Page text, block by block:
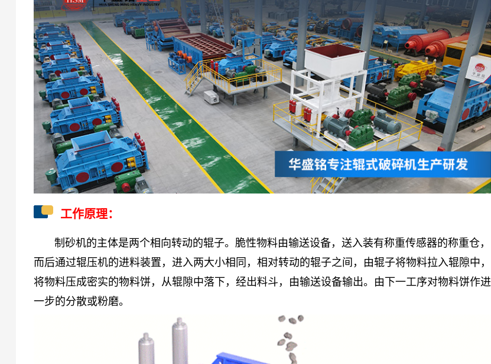
工作原理：
制砂机的主体是两个相向转动的辊子。脆性物料由输送设备，送入装有称重传感器的称重仓，
而后通过辊压机的进料装置，进入两大小相同，相对转动的辊子之间，由辊子将物料拉入辊隙中，
将物料压成密实的物料饼，从辊隙中落下，经出料斗，由输送设备输出。由下一工序对物料饼作进
一步的分散或粉磨。